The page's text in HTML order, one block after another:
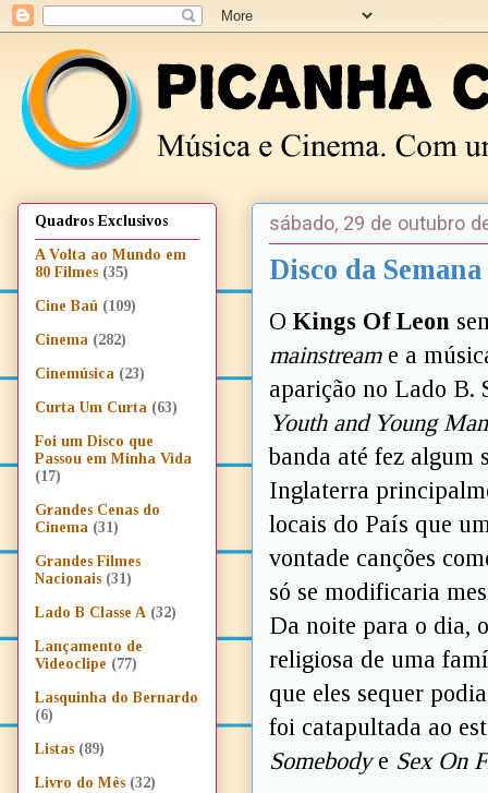
sábado, 29 de outubro
Disco da
O Kings Of Leon
mainstreame a
aparição no Lado B.
Youth and Young
banda até fez algum
Inglaterra
locais do País que
vontade canções
só se modificaria
Da noite para o dia,
religiosa de uma
que eles sequer
foi catapultada ao
Somebodye Sex On
Quadros Exclusivos
A Volta ao Mundo em
80 Filmes (35)
Cine Baú (109)
Cinema (282)
Cinemúsica (23)
Curta Um Curta (63)
Foi um Disco que
Passou em Minha Vida
(17)
Grandes Cenas do
Cinema (31)
Grandes Filmes
Nacionais (31)
Lado B Classe A (32)
Lançamento de
Videoclipe (77)
Lasquinha do Bernardo
(6)
Listas (89)
Livro do Mês (32)